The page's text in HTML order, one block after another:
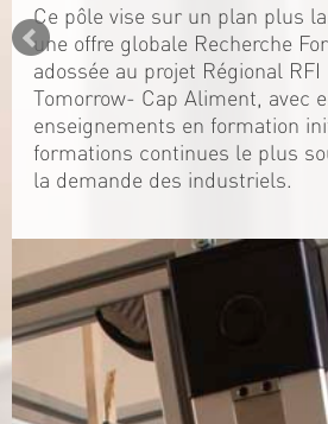
Ce pôle vise sur un plan plus
une offre globale Recherche
adossée au projet Régional RFI
Tomorrow- Cap Aliment, avec
enseignements en formation
formations continues le plus
la demande des industriels.